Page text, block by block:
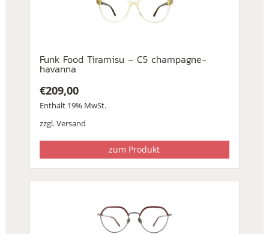
Funk Food Tiramisu – C5 champagne-
havanna
€209,00
Enthält 19% MwSt.
zzgl.Versand
zum Produkt